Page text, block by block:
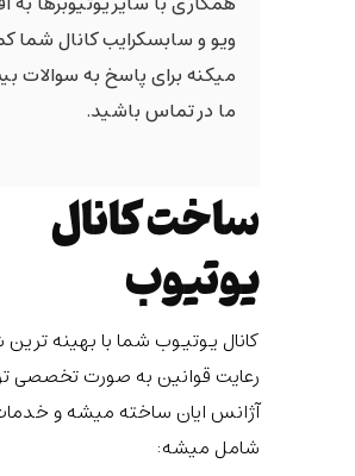
ویو و سابسکرایب کانال شما
میکنه برای پاسخ به سوالات
ما در تماس باشید.
ساخت کانال
یوتیوب
کانال یوتیوب شما با بهینه ترین
رعایت قوانین به صورت تخصصی
آژانس ایان ساخته میشه و خدمات
شامل میشه: